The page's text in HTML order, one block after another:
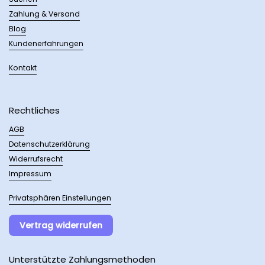
Zahlung & Versand
Blog
Kundenerfahrungen
Kontakt
Rechtliches
AGB
Datenschutzerklärung
Widerrufsrecht
Impressum
Privatsphären Einstellungen
Vertrag widerrufen
Unterstützte Zahlungsmethoden